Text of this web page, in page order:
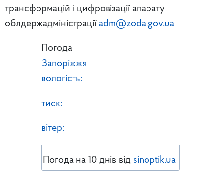
трансформацій і цифровізації апарату
облдержадміністрації adm@zoda.gov.ua
Погода
Запоріжжя
вологість:
тиск:
вітер:
Погода на 10 днів від sinoptik.ua